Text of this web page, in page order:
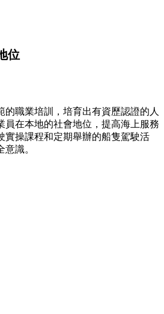
位
的職業培訓，培育出有資歷認證的人
員在本地的社會地位，提高海上服務
實操課程和定期舉辦的船隻駕駛活
識。